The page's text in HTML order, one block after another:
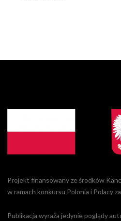
Projekt finansowany ze środków
w ramach konkursu Polonia i Polacy
Publikacja wyraża jedynie poglądy